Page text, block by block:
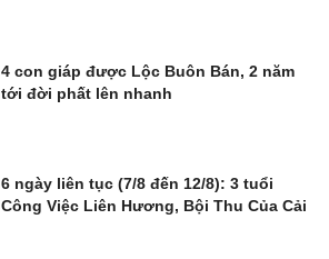
4 con giáp được Lộc Buôn Bán, 2 năm
tới đời phất lên nhanh
6 ngày liên tục (7/8 đến 12/8): 3 tuổi
Công Việc Liên Hương, Bội Thu Của Cải